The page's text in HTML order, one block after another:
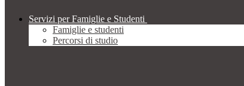
Servizi per Famiglie e Studenti
Famiglie e studenti
Percorsi di studio